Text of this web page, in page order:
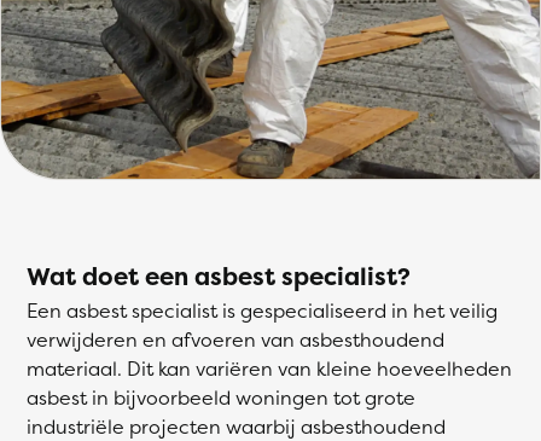
Wat doet een asbest specialist?
Een asbest specialist is gespecialiseerd in het veilig
verwijderen en afvoeren van asbesthoudend
materiaal. Dit kan variëren van kleine hoeveelheden
asbest in bijvoorbeeld woningen tot grote
industriële projecten waarbij asbesthoudend